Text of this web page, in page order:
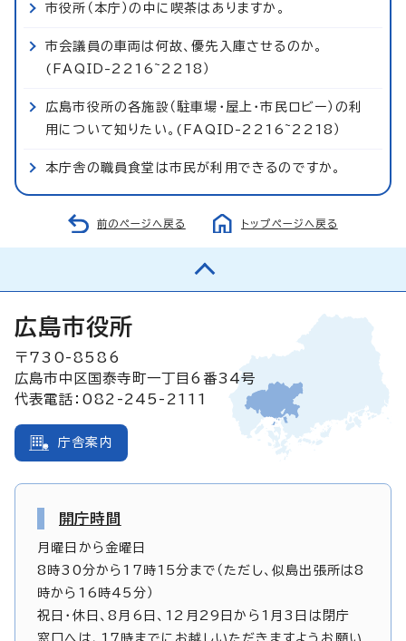
市役所（本庁）の中に喫茶はありますか。
市会議員の車両は何故、優先入庫させるのか。
(FAQID-2216~2218）
広島市役所の各施設（駐車場・屋上・市民ロビー）の利
用について知りたい。(FAQID-2216~2218）
本庁舎の職員食堂は市民が利用できるのですか。
前のページへ戻る トップページへ戻る
広島市役所
〒730-8586
広島市中区国泰寺町一丁目6番34号
代表電話：082-245-2111
庁舎案内
開庁時間
月曜日から金曜日
8時30分から17時15分まで（ただし、似島出張所は8
時から16時45分）
祝日・休日、8月6日、12月29日から1月3日は閉庁
窓口へは、17時までにお越しいただきますようお願い